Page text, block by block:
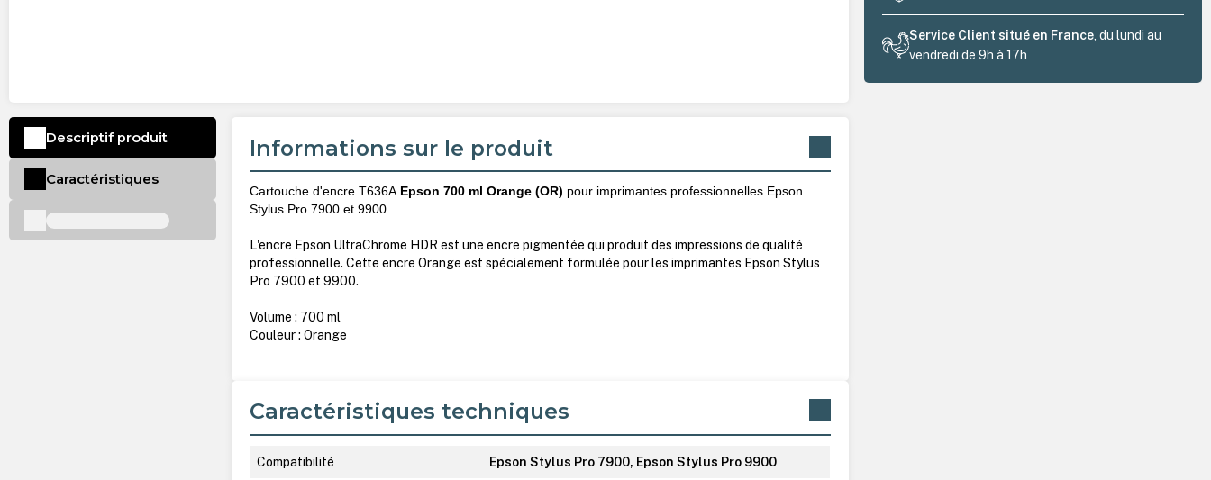
Service Client situé en France , du lundi au
vendredi de 9h à 17h
Informations sur le produit
Cartouche d'encre T636A Epson 700 ml Orange (OR) pour imprimantes professionnelles Epson
Stylus Pro 7900 et 9900
L'encre Epson UltraChrome HDR est une encre pigmentée qui produit des impressions de qualité
professionnelle. Cette encre Orange est spécialement formulée pour les imprimantes Epson Stylus
Pro 7900 et 9900.
Volume : 700 ml
Couleur : Orange
Caractéristiques techniques
Compatibilité Epson Stylus Pro 7900, Epson Stylus Pro 9900
Descriptif produit
Caractéristiques